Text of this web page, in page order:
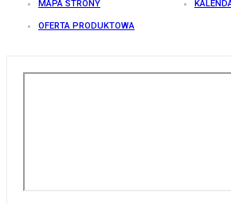
MAPA STRONY
OFERTA PRODUKTOWA